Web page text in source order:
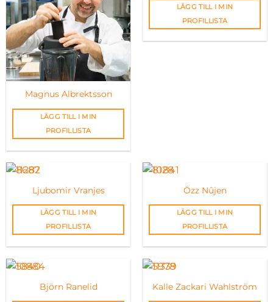
Magnus Albrektsson
LÄGG TILL I MIN
PROFILLISTA
LÄGG TILL I MIN
PROFILLISTA
Ljubomir Vranjes
LÄGG TILL I MIN
PROFILLISTA
Özz Nûjen
LÄGG TILL I MIN
PROFILLISTA
Björn Ranelid Kalle Zackari Wahlström